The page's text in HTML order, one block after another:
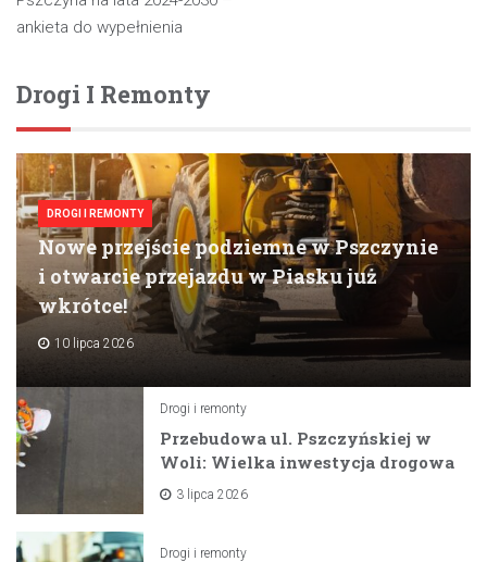
ankieta do wypełnienia
Drogi I Remonty
DROGI I REMONTY
Nowe przejście podziemne w Pszczynie
i otwarcie przejazdu w Piasku już
wkrótce!
10 lipca 2026
Drogi i remonty
Przebudowa ul. Pszczyńskiej w
Woli: Wielka inwestycja drogowa
na horyzoncie
3 lipca 2026
Drogi i remonty